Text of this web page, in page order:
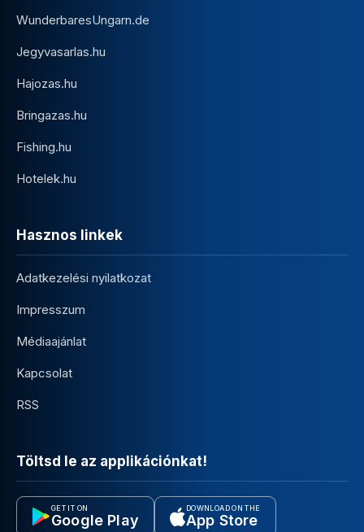
WunderbaresUngarn.de
Jegyvasarlas.hu
Hajozas.hu
Bringazas.hu
Fishing.hu
Hotelek.hu
Hasznos linkek
Adatkezelési nyilatkozat
Impresszum
Médiaajánlat
Kapcsolat
RSS
Töltsd le az applikációnkat!
GET IT ON
Google Play
DOWNLOAD ON THE
App Store